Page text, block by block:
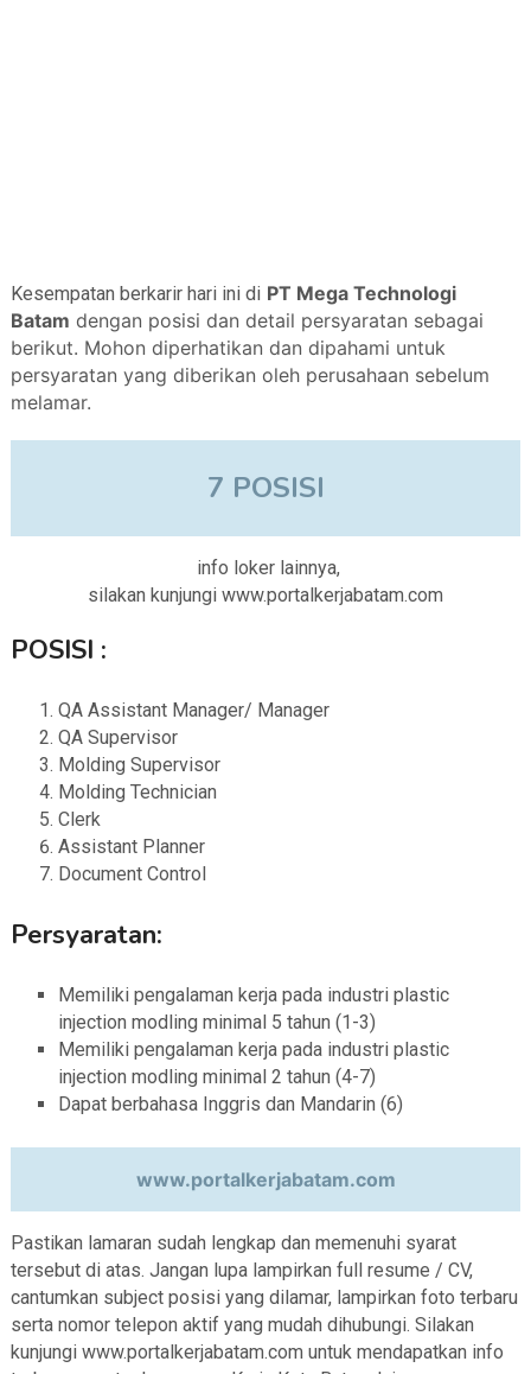
Kesempatan berkarir hari ini di PT Mega Technologi
Batam dengan posisi dan detail persyaratan sebagai
berikut. Mohon diperhatikan dan dipahami untuk
persyaratan yang diberikan oleh perusahaan sebelum
melamar.
7 POSISI
info loker lainnya,
silakan kunjungi www.portalkerjabatam.com
POSISI :
QA Assistant Manager/ Manager
QA Supervisor
Molding Supervisor
Molding Technician
Clerk
Assistant Planner
Document Control
Persyaratan:
Memiliki pengalaman kerja pada industri plastic
injection modling minimal 5 tahun (1-3)
Memiliki pengalaman kerja pada industri plastic
injection modling minimal 2 tahun (4-7)
Dapat berbahasa Inggris dan Mandarin (6)
www.portalkerjabatam.com
Pastikan lamaran sudah lengkap dan memenuhi syarat
tersebut di atas. Jangan lupa lampirkan full resume / CV,
cantumkan subject posisi yang dilamar, lampirkan foto terbaru
serta nomor telepon aktif yang mudah dihubungi. Silakan
kunjungi www.portalkerjabatam.com untuk mendapatkan info